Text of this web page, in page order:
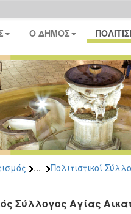
Ο ΔΗΜΟΣ
... Πολιτιστικοί
Σύλλογος Αγίας